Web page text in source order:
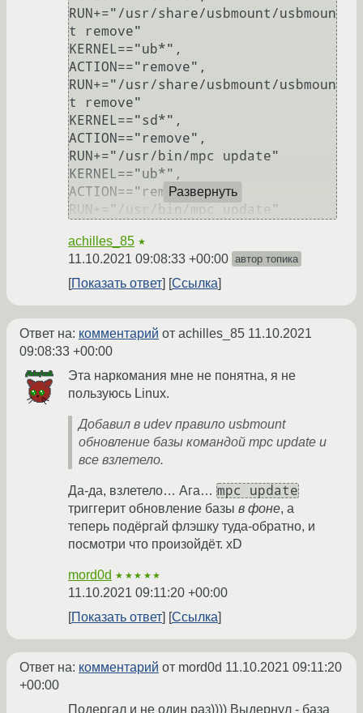
RUN+="/usr/share/usbmount/usbmoun
t remove"
KERNEL=="ub*",
ACTION=="remove",
RUN+="/usr/share/usbmount/usbmoun
t remove"
KERNEL=="sd*",
ACTION=="remove",
RUN+="/usr/bin/mpc update"
KERNEL=="ub*",
ACTION=="remove",
RUN+="/usr/bin/mpc update"
Развернуть
achilles_85 ★
11.10.2021 09:08:33 +00:00 автор топика
Показать ответ Ссылка
Ответ на: комментарий от achilles_85 11.10.2021
09:08:33 +00:00
Эта наркомания мне не понятна, я не
пользуюсь Linux.
Добавил в udev правило usbmount
обновление базы командой mpc update и
все взлетело.
Да-да, взлетело… Ага… mpc update
триггерит обновление базы в фоне, а
теперь подёргай флэшку туда-обратно, и
посмотри что произойдёт. xD
mord0d ★★★★★
11.10.2021 09:11:20 +00:00
Показать ответ
Ссылка
Ответ на: комментарий от mord0d 11.10.2021 09:11:20
+00:00
Подергал и не один раз)))) Выдернул - база